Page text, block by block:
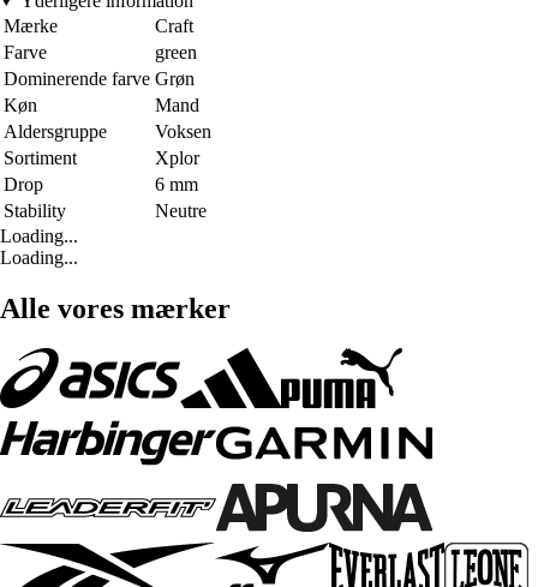
Mærke
Craft
Farve
green
Dominerende farve Grøn
Køn
Mand
Aldersgruppe
Voksen
Sortiment
Xplor
Drop
6 mm
Stability
Neutre
Loading...
Loading...
Alle vores mærker